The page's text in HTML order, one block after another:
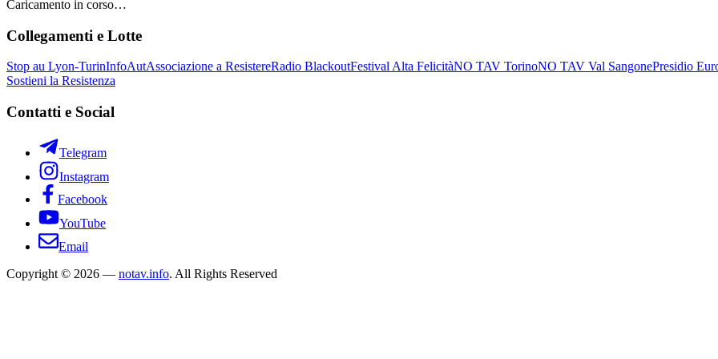
Caricamento in corso…
Collegamenti e Lotte
Stop au Lyon-TurinInfoAutAssociazione a ResistereRadio BlackoutFestival Alta FelicitàNO TAV TorinoNO TAV Val SangonePresidio
Sostieni la Resistenza
Contatti e Social
Telegram
Instagram
Facebook
YouTube
Email
Copyright © 2026 — notav.info. All Rights Reserved